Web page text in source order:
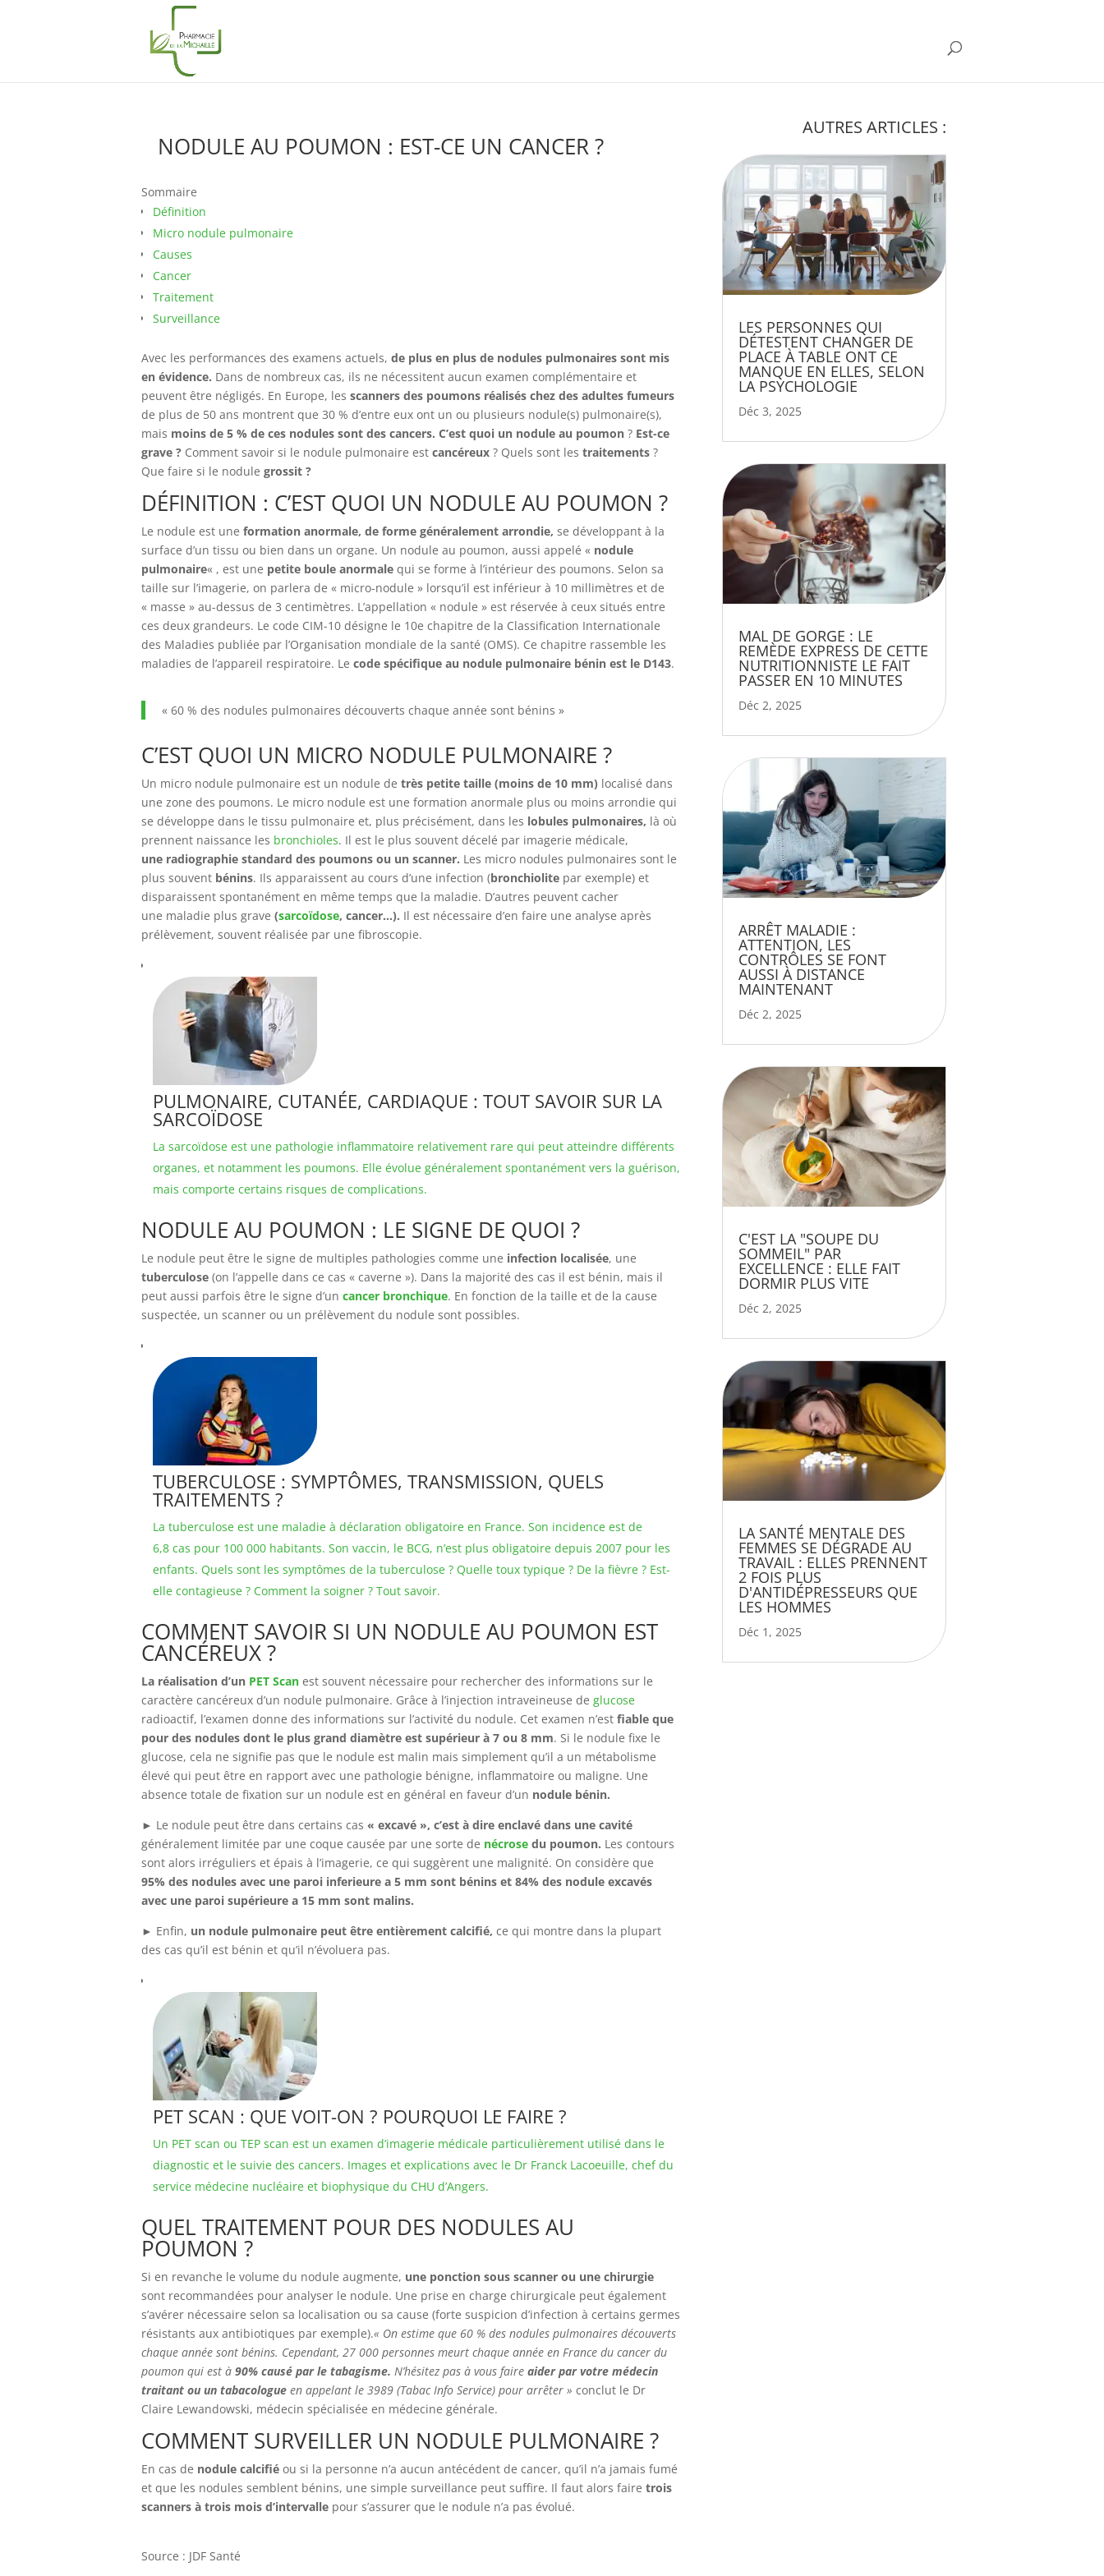
NODULE AU POUMON : EST-CE UN CANCER ?
Sommaire
Définition
Micro nodule pulmonaire
Causes
Cancer
Traitement
Surveillance
Avec les performances des examens actuels, de plus en plus de nodules pulmonaires sont mis
en évidence. Dans de nombreux cas, ils ne nécessitent aucun examen complémentaire et
peuvent être négligés. En Europe, les scanners des poumons réalisés chez des adultes fumeurs
de plus de 50 ans montrent que 30 % d’entre eux ont un ou plusieurs nodule(s) pulmonaire(s),
mais moins de 5 % de ces nodules sont des cancers. C’est quoi un nodule au poumon ? Est-ce
grave ? Comment savoir si le nodule pulmonaire est cancéreux ? Quels sont les traitements ?
Que faire si le nodule grossit ?
DÉFINITION : C’EST QUOI UN NODULE AU POUMON ?
Le nodule est une formation anormale, de forme généralement arrondie, se développant à la
surface d’un tissu ou bien dans un organe. Un nodule au poumon, aussi appelé « nodule
pulmonaire« , est une petite boule anormale qui se forme à l’intérieur des poumons. Selon sa
taille sur l’imagerie, on parlera de « micro-nodule » lorsqu’il est inférieur à 10 millimètres et de
« masse » au-dessus de 3 centimètres. L’appellation « nodule » est réservée à ceux situés entre
ces deux grandeurs. Le code CIM-10 désigne le 10e chapitre de la Classification Internationale
des Maladies publiée par l’Organisation mondiale de la santé (OMS). Ce chapitre rassemble les
maladies de l’appareil respiratoire. Le code spécifique au nodule pulmonaire bénin est le D143.
« 60 % des nodules pulmonaires découverts chaque année sont bénins »
C’EST QUOI UN MICRO NODULE PULMONAIRE ?
Un micro nodule pulmonaire est un nodule de très petite taille (moins de 10 mm) localisé dans
une zone des poumons. Le micro nodule est une formation anormale plus ou moins arrondie qui
se développe dans le tissu pulmonaire et, plus précisément, dans les lobules pulmonaires, là où
prennent naissance les bronchioles. Il est le plus souvent décelé par imagerie médicale,
une radiographie standard des poumons ou un scanner. Les micro nodules pulmonaires sont le
plus souvent bénins. Ils apparaissent au cours d’une infection (bronchiolite par exemple) et
disparaissent spontanément en même temps que la maladie. D’autres peuvent cacher
une maladie plus grave (sarcoïdose, cancer…). Il est nécessaire d’en faire une analyse après
prélèvement, souvent réalisée par une fibroscopie.
PULMONAIRE, CUTANÉE, CARDIAQUE : TOUT SAVOIR SUR LA
SARCOÏDOSE
La sarcoïdose est une pathologie inflammatoire relativement rare qui peut atteindre différents
organes, et notamment les poumons. Elle évolue généralement spontanément vers la guérison,
mais comporte certains risques de complications.
NODULE AU POUMON : LE SIGNE DE QUOI ?
Le nodule peut être le signe de multiples pathologies comme une infection localisée, une
tuberculose (on l’appelle dans ce cas « caverne »). Dans la majorité des cas il est bénin, mais il
peut aussi parfois être le signe d’un cancer bronchique. En fonction de la taille et de la cause
suspectée, un scanner ou un prélèvement du nodule sont possibles.
TUBERCULOSE : SYMPTÔMES, TRANSMISSION, QUELS
TRAITEMENTS ?
La tuberculose est une maladie à déclaration obligatoire en France. Son incidence est de
6,8 cas pour 100 000 habitants. Son vaccin, le BCG, n’est plus obligatoire depuis 2007 pour les
enfants. Quels sont les symptômes de la tuberculose ? Quelle toux typique ? De la fièvre ? Est-
elle contagieuse ? Comment la soigner ? Tout savoir.
COMMENT SAVOIR SI UN NODULE AU POUMON EST
CANCÉREUX ?
La réalisation d’un PET Scan est souvent nécessaire pour rechercher des informations sur le
caractère cancéreux d’un nodule pulmonaire. Grâce à l’injection intraveineuse de glucose
radioactif, l’examen donne des informations sur l’activité du nodule. Cet examen n’est fiable que
pour des nodules dont le plus grand diamètre est supérieur à 7 ou 8 mm. Si le nodule fixe le
glucose, cela ne signifie pas que le nodule est malin mais simplement qu’il a un métabolisme
élevé qui peut être en rapport avec une pathologie bénigne, inflammatoire ou maligne. Une
absence totale de fixation sur un nodule est en général en faveur d’un nodule bénin.
► Le nodule peut être dans certains cas « excavé », c’est à dire enclavé dans une cavité
généralement limitée par une coque causée par une sorte de nécrose du poumon. Les contours
sont alors irréguliers et épais à l’imagerie, ce qui suggèrent une malignité. On considère que
95% des nodules avec une paroi inferieure a 5 mm sont bénins et 84% des nodule excavés
avec une paroi supérieure a 15 mm sont malins.
► Enfin, un nodule pulmonaire peut être entièrement calcifié, ce qui montre dans la plupart
des cas qu’il est bénin et qu’il n’évoluera pas.
PET SCAN : QUE VOIT-ON ? POURQUOI LE FAIRE ?
Un PET scan ou TEP scan est un examen d’imagerie médicale particulièrement utilisé dans le
diagnostic et le suivie des cancers. Images et explications avec le Dr Franck Lacoeuille, chef du
service médecine nucléaire et biophysique du CHU d’Angers.
QUEL TRAITEMENT POUR DES NODULES AU
POUMON ?
Si en revanche le volume du nodule augmente, une ponction sous scanner ou une chirurgie
sont recommandées pour analyser le nodule. Une prise en charge chirurgicale peut également
s’avérer nécessaire selon sa localisation ou sa cause (forte suspicion d’infection à certains germes
résistants aux antibiotiques par exemple).« On estime que 60 % des nodules pulmonaires découverts
chaque année sont bénins. Cependant, 27 000 personnes meurt chaque année en France du cancer du
poumon qui est à 90% causé par le tabagisme. N’hésitez pas à vous faire aider par votre médecin
traitant ou un tabacologue en appelant le 3989 (Tabac Info Service) pour arrêter » conclut le Dr
Claire Lewandowski, médecin spécialisée en médecine générale.
COMMENT SURVEILLER UN NODULE PULMONAIRE ?
En cas de nodule calcifié ou si la personne n’a aucun antécédent de cancer, qu’il n’a jamais fumé
et que les nodules semblent bénins, une simple surveillance peut suffire. Il faut alors faire trois
scanners à trois mois d’intervalle pour s’assurer que le nodule n’a pas évolué.
Source : JDF Santé
AUTRES ARTICLES :
LES PERSONNES QUI
DÉTESTENT CHANGER DE
PLACE À TABLE ONT CE
MANQUE EN ELLES, SELON
LA PSYCHOLOGIE
Déc 3, 2025
MAL DE GORGE : LE
REMÈDE EXPRESS DE CETTE
NUTRITIONNISTE LE FAIT
PASSER EN 10 MINUTES
Déc 2, 2025
ARRÊT MALADIE :
ATTENTION, LES
CONTRÔLES SE FONT
AUSSI À DISTANCE
MAINTENANT
Déc 2, 2025
C'EST LA "SOUPE DU
SOMMEIL" PAR
EXCELLENCE : ELLE FAIT
DORMIR PLUS VITE
Déc 2, 2025
LA SANTÉ MENTALE DES
FEMMES SE DÉGRADE AU
TRAVAIL : ELLES PRENNENT
2 FOIS PLUS
D'ANTIDÉPRESSEURS QUE
LES HOMMES
Déc 1, 2025